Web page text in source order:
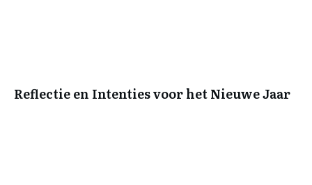
Reflectie en Intenties voor het Nieuwe Jaar